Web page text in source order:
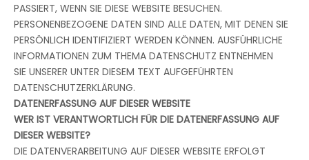
PASSIERT, WENN SIE DIESE WEBSITE BESUCHEN.
PERSONENBEZOGENE DATEN SIND ALLE DATEN, MIT DENEN SIE
PERSÖNLICH IDENTIFIZIERT WERDEN KÖNNEN. AUSFÜHRLICHE
INFORMATIONEN ZUM THEMA DATENSCHUTZ ENTNEHMEN
SIE UNSERER UNTER DIESEM TEXT AUFGEFÜHRTEN
DATENSCHUTZERKLÄRUNG.
DATENERFASSUNG AUF DIESER WEBSITE
WER IST VERANTWORTLICH FÜR DIE DATENERFASSUNG AUF
DIESER WEBSITE?
DIE DATENVERARBEITUNG AUF DIESER WEBSITE ERFOLGT